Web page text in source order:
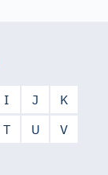
I J
K
T U
V